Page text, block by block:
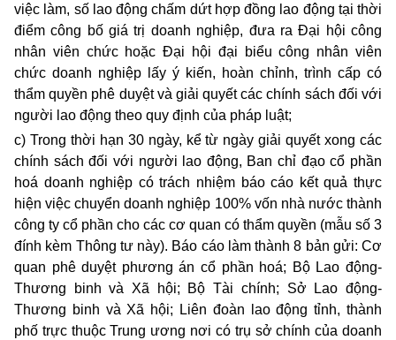
việc làm, số lao động chấm dứt hợp đồng lao động tại thời
điểm công bố giá trị doanh nghiệp, đưa ra Đại hội công
nhân viên chức hoặc Đại hội đại biểu công nhân viên
chức doanh nghiệp lấy ý kiến, hoàn chỉnh, trình cấp có
thẩm quyền phê duyệt và giải quyết các chính sách đối với
người lao động theo quy định của pháp luật;
c) Trong thời hạn 30 ngày, kể từ ngày giải quyết xong các
chính sách đối với người lao động, Ban chỉ đạo cổ phần
hoá doanh nghiệp có trách nhiệm báo cáo kết quả thực
hiện việc chuyển doanh nghiệp 100% vốn nhà nước thành
công ty cổ phần cho các cơ quan có thẩm quyền (mẫu số 3
đính kèm Thông tư này). Báo cáo làm thành 8 bản gửi: Cơ
quan phê duyệt phương án cổ phần hoá; Bộ Lao động-
Thương binh và Xã hội; Bộ Tài chính; Sở Lao động-
Thương binh và Xã hội; Liên đoàn lao động tỉnh, thành
phố trực thuộc Trung ương nơi có trụ sở chính của doanh